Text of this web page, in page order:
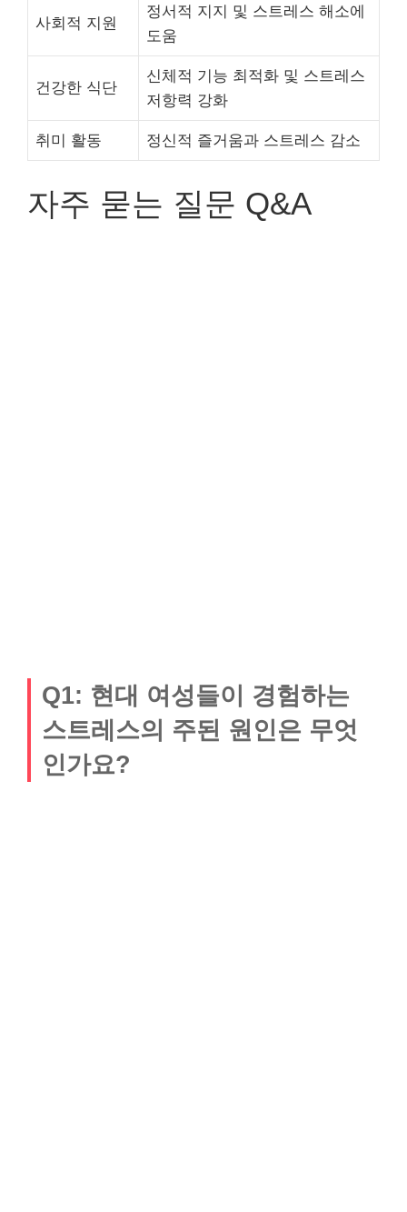
사회적 지원
정서적 지지 및 스트레스 해소에
도움
건강한 식단
신체적 기능 최적화 및 스트레스
저항력 강화
취미 활동 정신적 즐거움과 스트레스 감소
자주 묻는 질문 Q&A
Q1: 현대 여성들이 경험하는
스트레스의 주된 원인은 무엇
인가요?